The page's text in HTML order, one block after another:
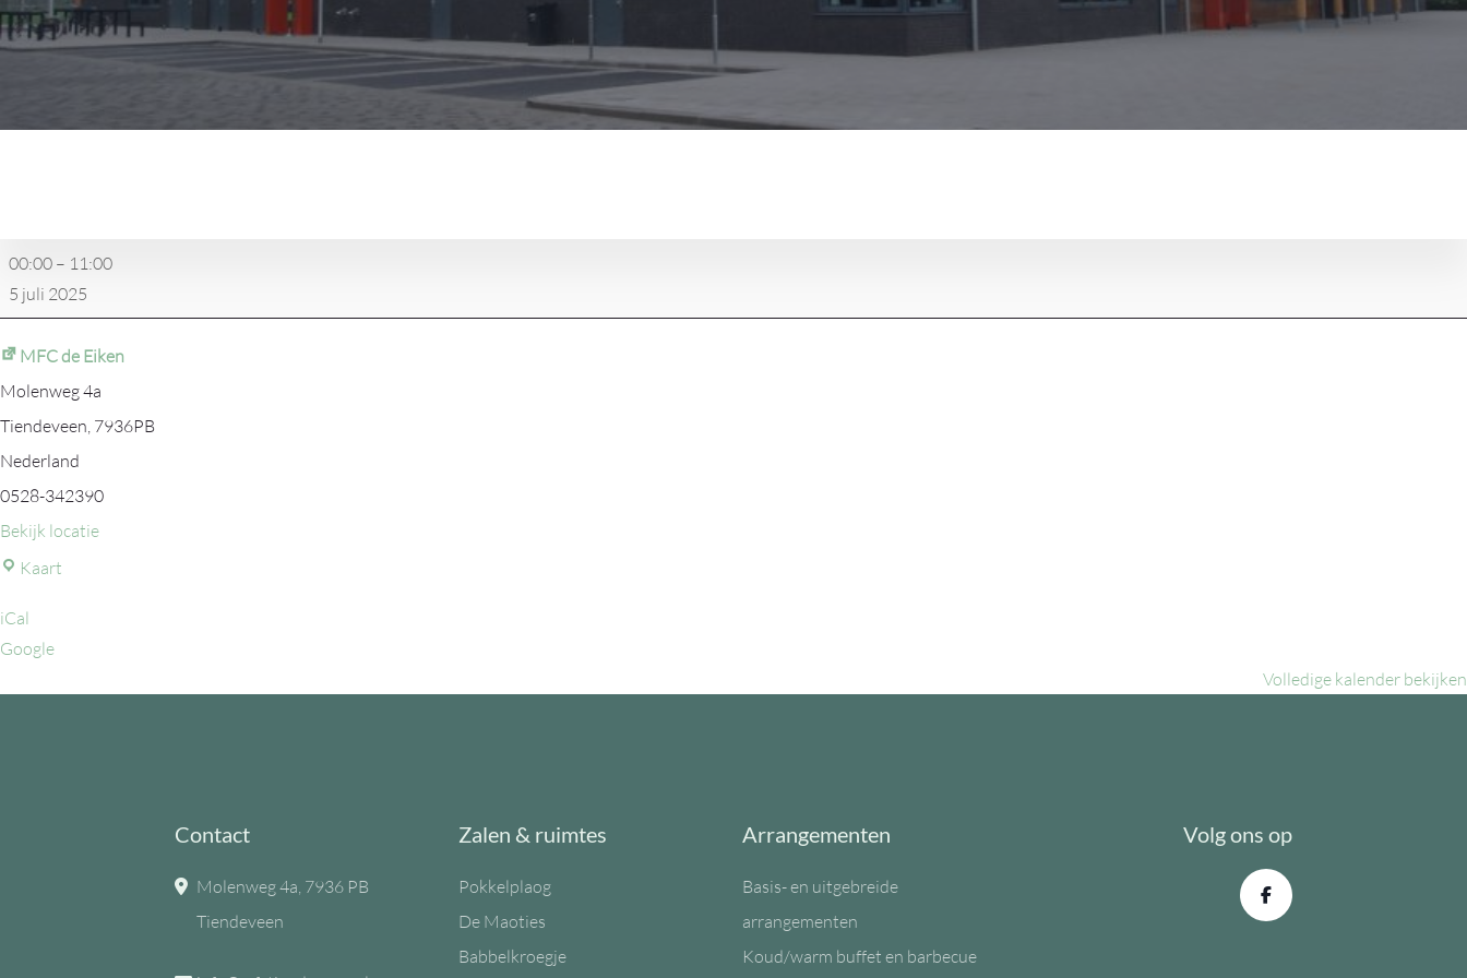
00:00 – 11:00
5 juli 2025
MFC de Eiken
Molenweg 4a
Tiendeveen, 7936PB
Nederland
0528-342390
Bekijk locatie
Kaart
iCal
Google
Volledige kalender bekijken
Contact
Molenweg 4a, 7936 PB
Tiendeveen
Zalen & ruimtes
Pokkelplaog
De Maoties
Babbelkroegje
Arrangementen
Basis- en uitgebreide
arrangementen
Koud/warm buffet en barbecue
Volg ons op